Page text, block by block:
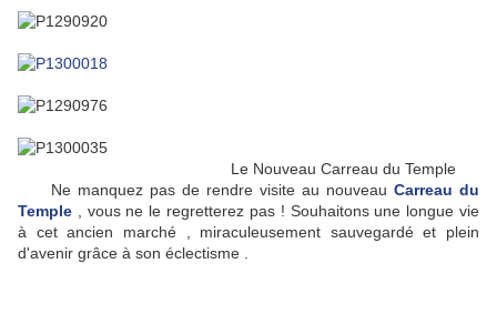
Le Nouveau Carreau du Temple
Ne manquez pas de rendre visite au nouveau Carreau du
Temple , vous ne le regretterez pas ! Souhaitons une longue vie
à cet ancien marché , miraculeusement sauvegardé et plein
d'avenir grâce à son éclectisme .